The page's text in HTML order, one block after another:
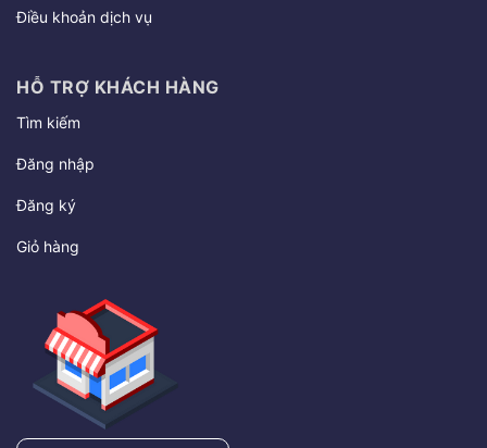
Điều khoản dịch vụ
HỖ TRỢ KHÁCH HÀNG
Tìm kiếm
Đăng nhập
Đăng ký
Giỏ hàng